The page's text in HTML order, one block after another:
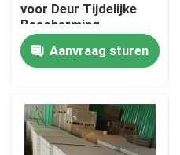
Producten
Ongeveer ons
Fabrieksreis
voor Deur Tijdelijke
Bescherming
Aanvraag sturen